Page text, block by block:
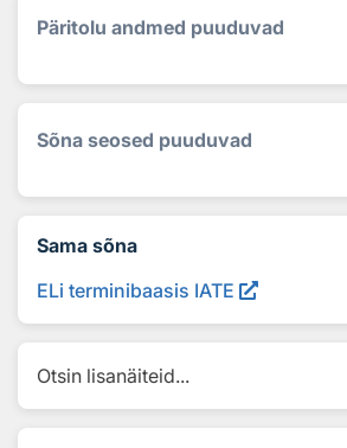
Päritolu andmed puuduvad
Sõna seosed puuduvad
Sama sõna
ELi terminibaasis IATE
Otsin lisanäiteid...